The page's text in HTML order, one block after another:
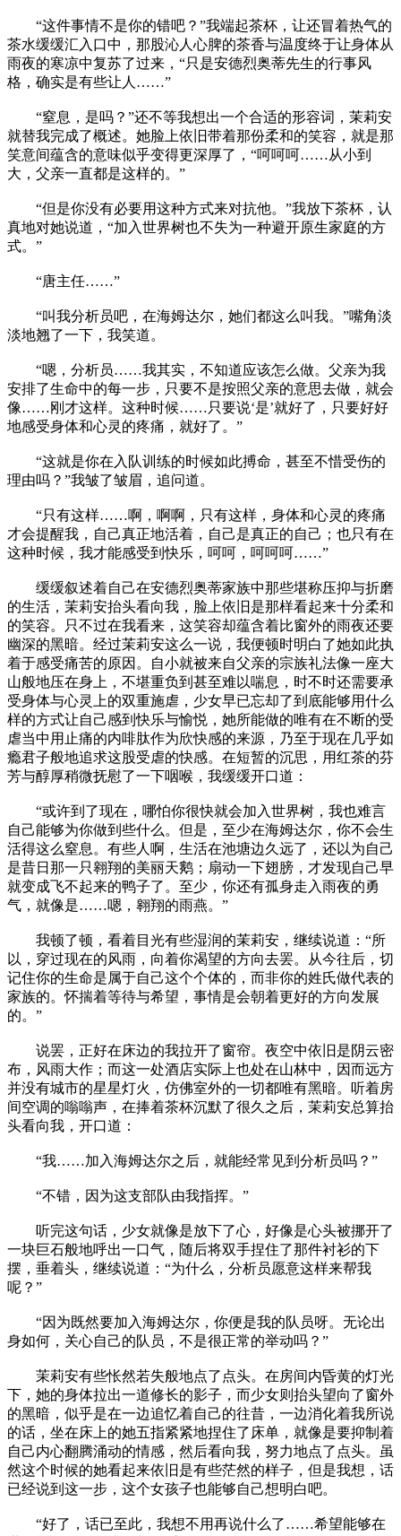
“这件事情不是你的错吧？”我端起茶杯，让还冒着热气的
茶水缓缓汇入口中，那股沁人心脾的茶香与温度终于让身体从
雨夜的寒凉中复苏了过来，“只是安德烈奥蒂先生的行事风
格，确实是有些让人……”
“窒息，是吗？”还不等我想出一个合适的形容词，茉莉安
就替我完成了概述。她脸上依旧带着那份柔和的笑容，就是那
笑意间蕴含的意味似乎变得更深厚了，“呵呵呵……从小到
大，父亲一直都是这样的。”
“但是你没有必要用这种方式来对抗他。”我放下茶杯，认
真地对她说道，“加入世界树也不失为一种避开原生家庭的方
式。”
“唐主任……”
“叫我分析员吧，在海姆达尔，她们都这么叫我。”嘴角淡
淡地翘了一下，我笑道。
“嗯，分析员……我其实，不知道应该怎么做。父亲为我
安排了生命中的每一步，只要不是按照父亲的意思去做，就会
像……刚才这样。这种时候……只要说‘是’就好了，只要好好
地感受身体和心灵的疼痛，就好了。”
“这就是你在入队训练的时候如此搏命，甚至不惜受伤的
理由吗？”我皱了皱眉，追问道。
“只有这样……啊，啊啊，只有这样，身体和心灵的疼痛
才会提醒我，自己真正地活着，自己是真正的自己；也只有在
这种时候，我才能感受到快乐，呵呵，呵呵呵……”
缓缓叙述着自己在安德烈奥蒂家族中那些堪称压抑与折磨
的生活，茉莉安抬头看向我，脸上依旧是那样看起来十分柔和
的笑容。只不过在我看来，这笑容却蕴含着比窗外的雨夜还要
幽深的黑暗。经过茉莉安这么一说，我便顿时明白了她如此执
着于感受痛苦的原因。自小就被来自父亲的宗族礼法像一座大
山般地压在身上，不堪重负到甚至难以喘息，时不时还需要承
受身体与心灵上的双重施虐，少女早已忘却了到底能够用什么
样的方式让自己感到快乐与愉悦，她所能做的唯有在不断的受
虐当中用止痛的内啡肽作为欣快感的来源，乃至于现在几乎如
瘾君子般地追求这股受虐的快感。在短暂的沉思，用红茶的芬
芳与醇厚稍微抚慰了一下咽喉，我缓缓开口道：
“或许到了现在，哪怕你很快就会加入世界树，我也难言
自己能够为你做到些什么。但是，至少在海姆达尔，你不会生
活得这么窒息。有些人啊，生活在池塘边久远了，还以为自己
是昔日那一只翱翔的美丽天鹅；扇动一下翅膀，才发现自己早
就变成飞不起来的鸭子了。至少，你还有孤身走入雨夜的勇
气，就像是……嗯，翱翔的雨燕。”
我顿了顿，看着目光有些湿润的茉莉安，继续说道：“所
以，穿过现在的风雨，向着你渴望的方向去罢。从今往后，切
记住你的生命是属于自己这个个体的，而非你的姓氏做代表的
家族的。怀揣着等待与希望，事情是会朝着更好的方向发展
的。”
说罢，正好在床边的我拉开了窗帘。夜空中依旧是阴云密
布，风雨大作；而这一处酒店实际上也处在山林中，因而远方
并没有城市的星星灯火，仿佛室外的一切都唯有黑暗。听着房
间空调的嗡嗡声，在捧着茶杯沉默了很久之后，茉莉安总算抬
头看向我，开口道：
“我……加入海姆达尔之后，就能经常见到分析员吗？”
“不错，因为这支部队由我指挥。”
听完这句话，少女就像是放下了心，好像是心头被挪开了
一块巨石般地呼出一口气，随后将双手捏住了那件衬衫的下
摆，垂着头，继续说道：“为什么，分析员愿意这样来帮我
呢？”
“因为既然要加入海姆达尔，你便是我的队员呀。无论出
身如何，关心自己的队员，不是很正常的举动吗？”
茉莉安有些怅然若失般地点了点头。在房间内昏黄的灯光
下，她的身体拉出一道修长的影子，而少女则抬头望向了窗外
的黑暗，似乎是在一边追忆着自己的往昔，一边消化着我所说
的话，坐在床上的她五指紧紧地捏住了床单，就像是要抑制着
自己内心翻腾涌动的情感，然后看向我，努力地点了点头。虽
然这个时候的她看起来依旧是有些茫然的样子，但是我想，话
已经说到这一步，这个女孩子也能够自己想明白吧。
“好了，话已至此，我想不用再说什么了……希望能够在